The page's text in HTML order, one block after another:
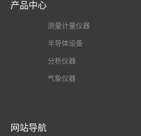
产品中心
测量计量仪器
半导体设备
分析仪器
气象仪器
网站导航